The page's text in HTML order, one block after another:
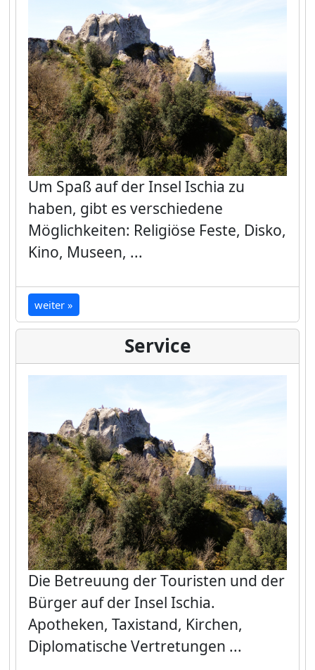
Um Spaß auf der Insel Ischia zu
haben, gibt es verschiedene
Möglichkeiten: Religiöse Feste, Disko,
Kino, Museen, ...
weiter »
Service
Die Betreuung der Touristen und der
Bürger auf der Insel Ischia.
Apotheken, Taxistand, Kirchen,
Diplomatische Vertretungen ...